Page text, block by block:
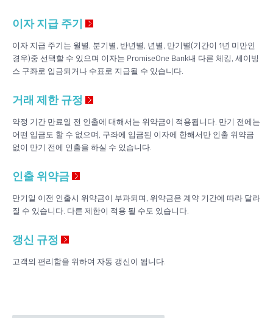
이자 지급 주기
이자 지급 주기는 월별, 분기별, 반년별, 년별, 만기별(기간이 1년 미만인
경우)중 선택할 수 있으며 이자는 PromiseOne Bank내 다른 체킹, 세이빙
스 구좌로 입금되거나 수표로 지급될 수 있습니다.
거래 제한 규정
약정 기간 만료일 전 인출에 대해서는 위약금이 적용됩니다. 만기 전에는
어떤 입금도 할 수 없으며, 구좌에 입금된 이자에 한해서만 인출 위약금
없이 만기 전에 인출을 하실 수 있습니다.
인출 위약금
만기일 이전 인출시 위약금이 부과되며, 위약금은 계약 기간에 따라 달라
질 수 있습니다. 다른 제한이 적용 될 수도 있습니다.
갱신 규정
고객의 편리함을 위하여 자동 갱신이 됩니다.